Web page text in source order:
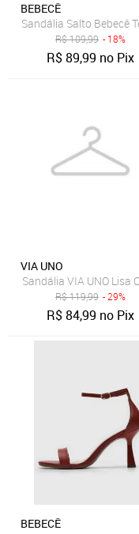
BEBECÊ
Sandália Salto Bebecê
R$109,99 - 18%
R$89,99 no Pix
VIA UNO
Sandália VIA UNO Lisa
R$119,99 - 29%
R$84,99 no Pix
BEBECÊ